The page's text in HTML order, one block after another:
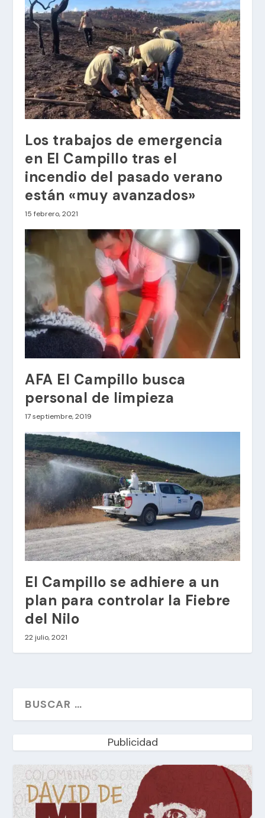
Los trabajos de emergencia
en El Campillo tras el
incendio del pasado verano
están «muy avanzados»
15 febrero, 2021
AFA El Campillo busca
personal de limpieza
17 septiembre, 2019
El Campillo se adhiere a un
plan para controlar la Fiebre
del Nilo
22 julio, 2021
Publicidad